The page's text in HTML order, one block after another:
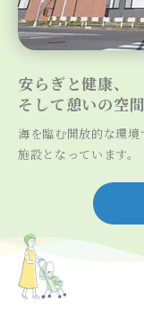
安らぎと健康、
そして憩いの空
海を臨む開放的な環境
施設となっています。